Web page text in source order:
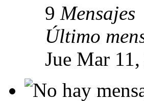
9 Mensajes
Último
Jue Mar